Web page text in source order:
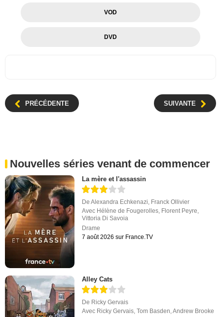
VOD
DVD
PRÉCÉDENTE SUIVANTE
Nouvelles séries venant de commencer
La mère et l'assassin
DeAlexandra Echkenazi, Franck Ollivier
Avec Hélène de Fougerolles, Florent Peyre,
Vittoria Di Savoia
Drame
7 août 2026 sur France.TV
Alley Cats
De Ricky Gervais
Avec Ricky Gervais,Tom Basden,Andrew Brooke